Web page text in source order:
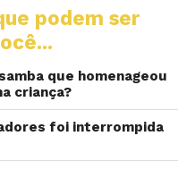
podem ser
que homenageou
criança?
foi interrompida